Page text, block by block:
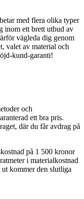
med flera olika typer
inom ett brett utbud av
vägleda dig genom
valet av material och
kund-garanti!
och
ett bra pris.
där du får avdrag på
på 1 500 kronor
i materialkostnad
kommer den slutliga